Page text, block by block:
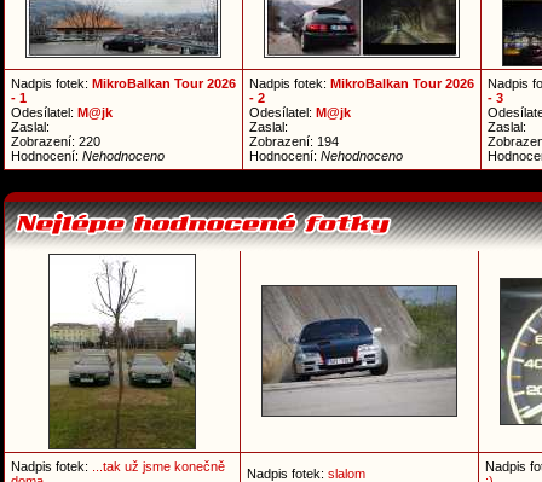
Nadpis fotek: MikroBalkan Tour 2026
- 1
Odesílatel: M@jk
Zaslal:
Zobrazení: 220
Hodnocení: Nehodnoceno
Nadpis fotek: MikroBalkan Tour 2026
- 2
Odesílatel: M@jk
Zaslal:
Zobrazení: 194
Hodnocení: Nehodnoceno
Nadpis
- 3
Zaslal:
Nadpis fotek:
...tak už jsme konečně
Nadpis fotek: slalom
Nadpis